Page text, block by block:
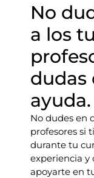
No
a los
dudas
ayuda.
No dudes en
profesores si
durante tu
experiencia y
apoyarte en